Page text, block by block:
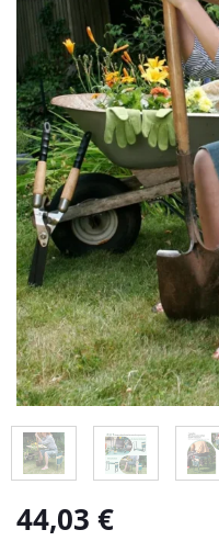
44,03 €